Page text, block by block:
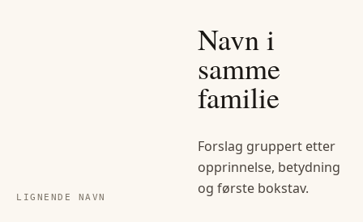
LIGNENDE NAVN
Navn i
samme
familie
Forslag gruppert etter
opprinnelse, betydning
og første bokstav.